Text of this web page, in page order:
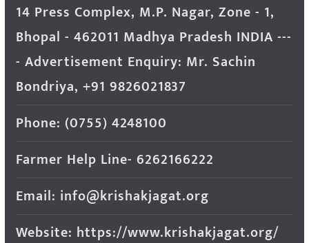
14 Press Complex, M.P. Nagar, Zone - 1,
Bhopal - 462011 Madhya Pradesh INDIA ---
- Advertisement Enquiry: Mr. Sachin
Bondriya, +91 9826021837
Phone: (0755) 4248100
Farmer Help Line- 6262166222
Email: info@krishakjagat.org
Website: https://www.krishakjagat.org/